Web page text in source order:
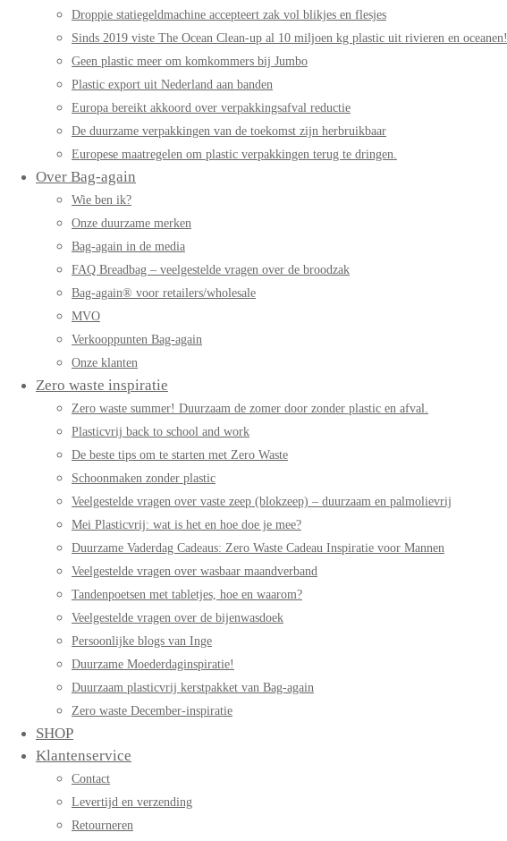
Droppie statiegeldmachine accepteert zak vol blikjes en flesjes
Sinds 2019 viste The Ocean Clean-up al 10 miljoen kg plastic uit rivieren en oceanen!
Geen plastic meer om komkommers bij Jumbo
Plastic export uit Nederland aan banden
Europa bereikt akkoord over verpakkingsafval reductie
De duurzame verpakkingen van de toekomst zijn herbruikbaar
Europese maatregelen om plastic verpakkingen terug te dringen.
Over Bag-again
Wie ben ik?
Onze duurzame merken
Bag-again in de media
FAQ Breadbag – veelgestelde vragen over de broodzak
Bag-again® voor retailers/wholesale
MVO
Verkooppunten Bag-again
Onze klanten
Zero waste inspiratie
Zero waste summer! Duurzaam de zomer door zonder plastic en afval.
Plasticvrij back to school and work
De beste tips om te starten met Zero Waste
Schoonmaken zonder plastic
Veelgestelde vragen over vaste zeep (blokzeep) – duurzaam en palmolievrij
Mei Plasticvrij: wat is het en hoe doe je mee?
Duurzame Vaderdag Cadeaus: Zero Waste Cadeau Inspiratie voor Mannen
Veelgestelde vragen over wasbaar maandverband
Tandenpoetsen met tabletjes, hoe en waarom?
Veelgestelde vragen over de bijenwasdoek
Persoonlijke blogs van Inge
Duurzame Moederdaginspiratie!
Duurzaam plasticvrij kerstpakket van Bag-again
Zero waste December-inspiratie
SHOP
Klantenservice
Contact
Levertijd en verzending
Retourneren